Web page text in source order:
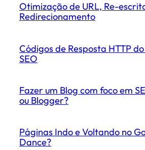
Otimização de URL, Re-
Redirecionamento
Códigos de Resposta HTTP
SEO
Fazer um Blog com foco em
ou Blogger?
Páginas Indo e Voltando no
Dance?